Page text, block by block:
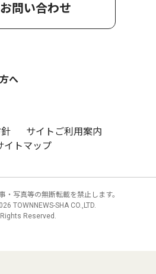
お問い合わせ
へ
サイトご利用案内
イトマップ
・写真等の無断転載を禁止します。
TOWNNEWS-SHA CO.,LTD.
Reserved.